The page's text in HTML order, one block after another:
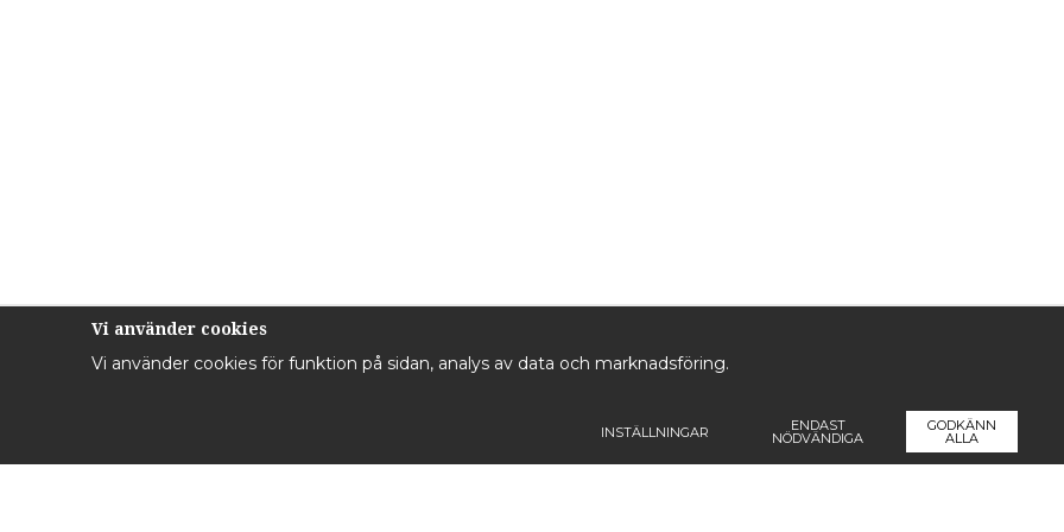
Vi använder cookies
Vi använder cookies för funktion på sidan, analys av data och marknadsföring.
INSTÄLLNINGAR ENDAST
NÖDVÄNDIGA
GODKÄNN
ALLA